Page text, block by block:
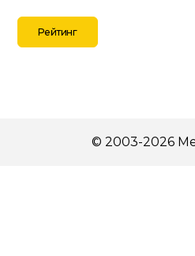
Рейтинг
© 2003-2026